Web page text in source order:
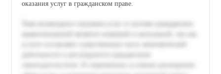
оказания услуг в гражданском праве.